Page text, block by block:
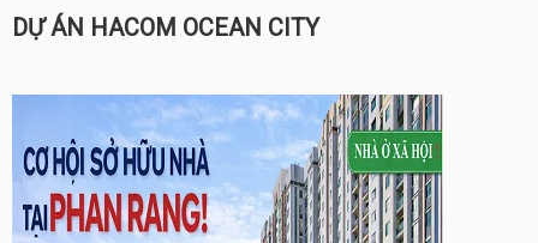
DỰ ÁN HACOM OCEAN CITY